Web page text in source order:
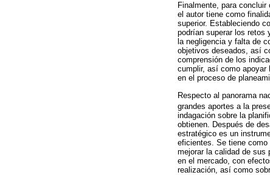
Finalmente, para
el autor tiene como
superior. Estableciendo
podrían superar los retos
la negligencia y falta de
objetivos deseados, así
comprensión de los
cumplir, así como apoyar
en el proceso de
Respecto al panorama
grandes aportes a la
indagación sobre la
obtienen. Después de
estratégico es un
eficientes. Se tiene como
mejorar la calidad de sus
en el mercado, con
realización, así como